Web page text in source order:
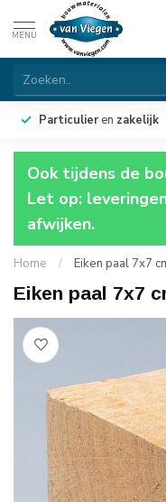
MENU
Particulieren zakelijk
Ook tijdens de
Let op:
afwijken.
Home / Eiken paal 7x7
Eiken paal 7x7